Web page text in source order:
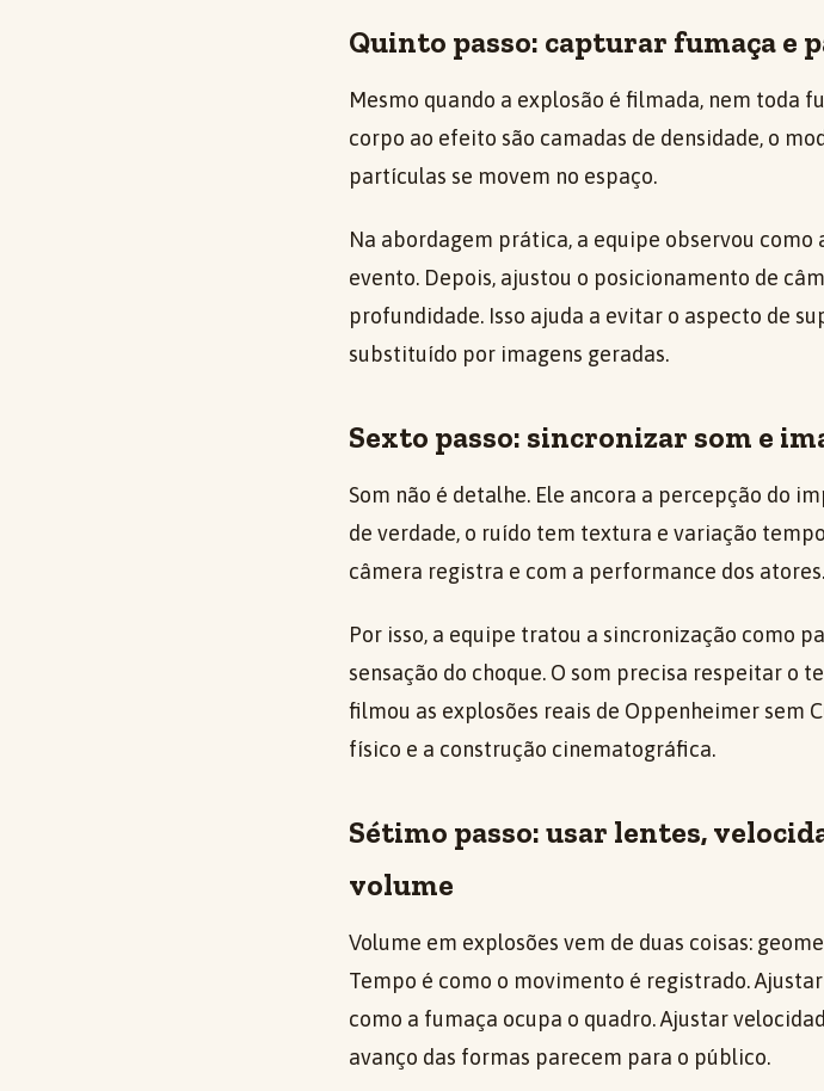
Quinto passo: capturar fumaça e
Mesmo quando a explosão é filmada, nem toda
corpo ao efeito são camadas de densidade, o
partículas se movem no espaço.
Na abordagem prática, a equipe observou
evento. Depois, ajustou o posicionamento de
profundidade. Isso ajuda a evitar o aspecto de
substituído por imagens geradas.
Sexto passo: sincronizar som e
Som não é detalhe. Ele ancora a percepção do
de verdade, o ruído tem textura e variação
câmera registra e com a performance dos atores.
Por isso, a equipe tratou a sincronização como
sensação do choque. O som precisa respeitar o
filmou as explosões reais de Oppenheimer sem
físico e a construção cinematográfica.
Sétimo passo: usar lentes,
volume
Volume em explosões vem de duas coisas:
Tempo é como o movimento é registrado.
como a fumaça ocupa o quadro. Ajustar
avanço das formas parecem para o público.